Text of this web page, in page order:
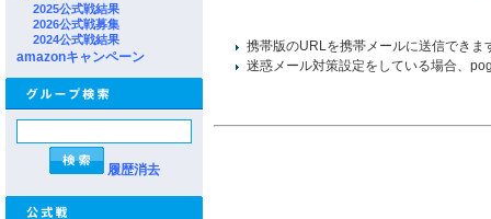
2025公式戦結果
2026公式戦募集
2024公式戦結果
amazonキャンペーン
履歴消去
携帯版のURLを携帯メールに送信できま
迷惑メール対策設定をしている場合、